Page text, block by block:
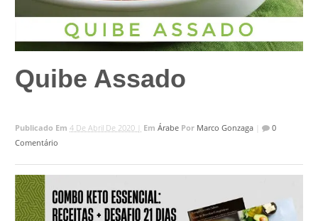
Quibe Assado
Publicado Em4 De Abril De 2020 | EmÁrabe Por Marco Gonzaga |
0
Comentário